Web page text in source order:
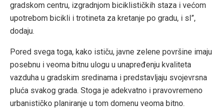
gradskom centru, izgradnjom biciklističkih staza i većom
upotrebom bicikli i trotineta za kretanje po gradu, i sl”,
dodaju.
Pored svega toga, kako ističu, javne zelene površine imaju
posebnu i veoma bitnu ulogu u unapređenju kvaliteta
vazduha u gradskim sredinama i predstavljaju svojevrsna
pluća svakog grada. Stoga je adekvatno i pravovremeno
urbanističko planiranje u tom domenu veoma bitno.